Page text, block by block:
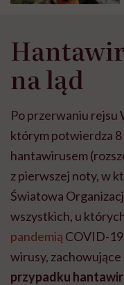
na ląd
Po przerwaniu rejsu
którym potwierdza
hantawirusem
z pierwszej noty, w
Światowa
wszystkich, u
pandemią COVID-
wirusy, zachowujące
przypadku